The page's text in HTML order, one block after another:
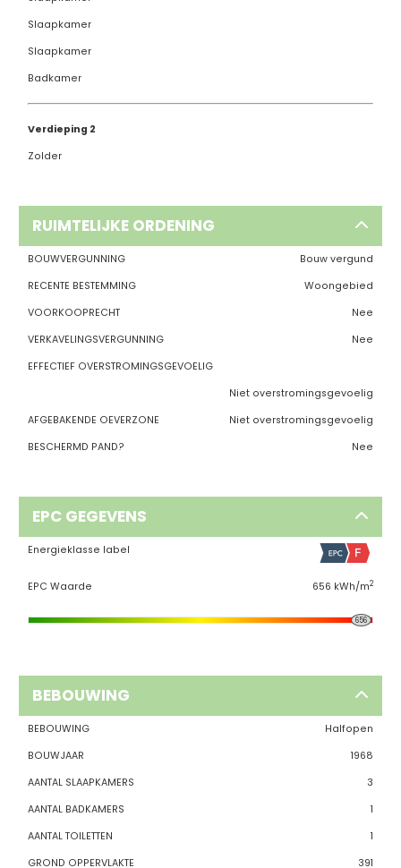
Slaapkamer
Slaapkamer
Badkamer
Verdieping 2
Zolder
RUIMTELIJKE ORDENING
BOUWVERGUNNING
Bouw vergund
RECENTE BESTEMMING
Woongebied
VOORKOOPRECHT
Nee
VERKAVELINGSVERGUNNING
Nee
EFFECTIEF OVERSTROMINGSGEVOELIG
Niet overstromingsgevoelig
AFGEBAKENDE OEVERZONE
Niet overstromingsgevoelig
BESCHERMD PAND?
Nee
EPC GEGEVENS
Energieklasse label
EPC Waarde 656 kWh/m2
656
BEBOUWING
BEBOUWING
Halfopen
BOUWJAAR
1968
AANTAL SLAAPKAMERS
3
AANTAL BADKAMERS
1
AANTAL TOILETTEN
1
GROND OPPERVLAKTE
391